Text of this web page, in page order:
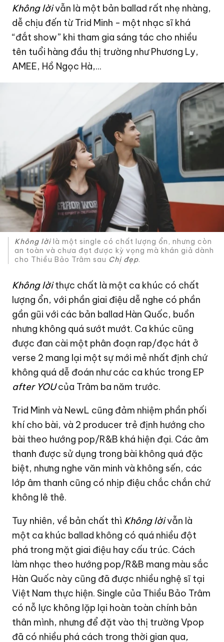
Không lờivẫn là một bản ballad rất nhẹ nhàng,
dễ chịu đến từ Trid Minh - một nhạc sĩ khá
“đắt show” khi tham gia sáng tác cho nhiều
tên tuổi hàng đầu thị trường như Phương Ly,
AMEE, Hồ Ngọc Hà,...
Không lờilà một single có chất lượng ổn, nhưng còn
an toàn và chưa đạt được kỳ vọng mà khán giả dành
cho Thiều Bảo Trâm sau Chị đẹp.
Không lờithực chất là một ca khúc có chất
lượng ổn, với phần giai điệu dễ nghe có phần
gần gũi với các bản ballad Hàn Quốc, buồn
nhưng không quá sướt mướt. Ca khúc cũng
được đan cài một phân đoạn rap/đọc hát ở
verse 2 mang lại một sự mới mẻ nhất định chứ
không quá dễ đoán như các ca khúc trong EP
after YOUcủa Trâm ba năm trước.
Trid Minh và NewL cũng đảm nhiệm phần phối
khí cho bài, và 2 producer trẻ định hướng cho
bài theo hướng pop/R&B khá hiện đại. Các âm
thanh được sử dụng trong bài không quá đặc
biệt, nhưng nghe văn minh và không sến, các
lớp âm thanh cũng có nhịp điệu chắc chắn chứ
không lê thê.
Tuy nhiên, về bản chất thì Không lờivẫn là
một ca khúc ballad không có quá nhiều đột
phá trong mặt giai điệu hay cấu trúc. Cách
làm nhạc theo hướng pop/R&B mang màu sắc
Hàn Quốc này cũng đã được nhiều nghệ sĩ tại
Việt Nam thực hiện. Single của Thiều Bảo Trâm
có nỗ lực không lặp lại hoàn toàn chính bản
thân mình, nhưng để đặt vào thị trường Vpop
đã có nhiều phá cách trong thời gian qua,